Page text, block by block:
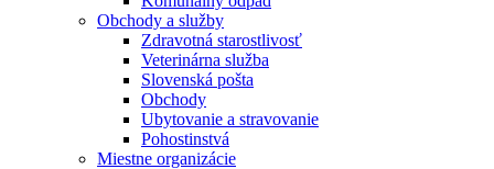
Obchody a služby
Zdravotná starostlivosť
Veterinárna služba
Slovenská pošta
Obchody
Ubytovanie a stravovanie
Pohostinstvá
Miestne organizácie